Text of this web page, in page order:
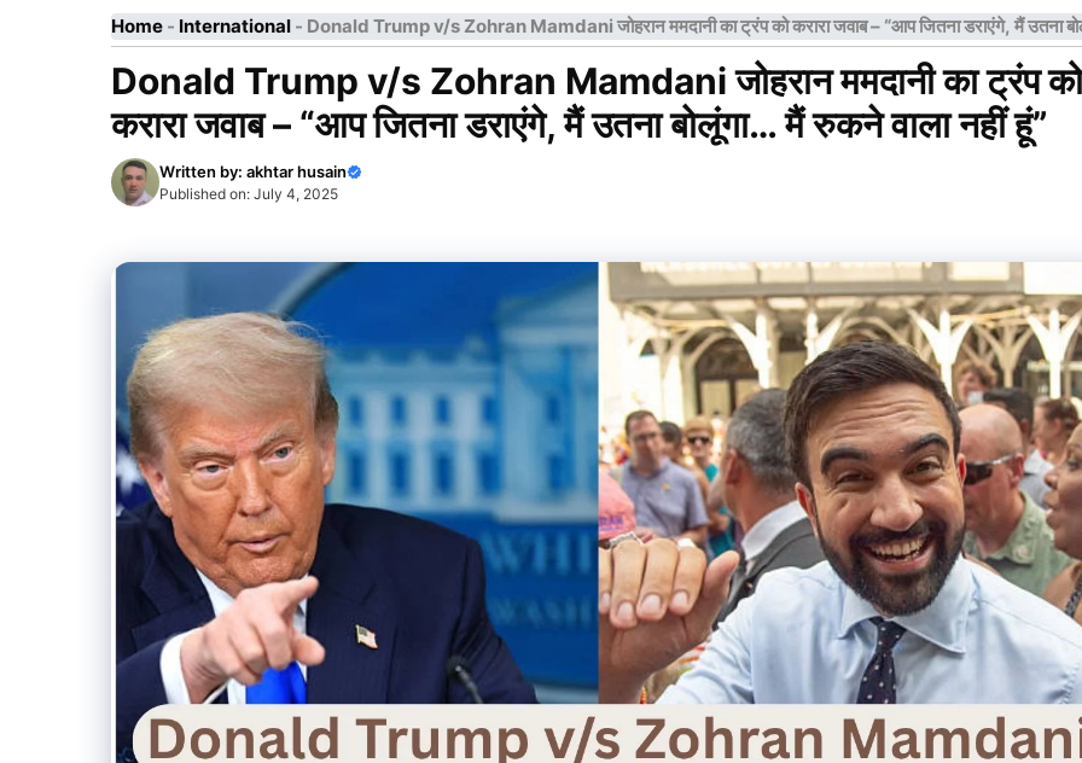
Home - International - Donald Trump v/s Zohran Mamdani जोहरान ममदानी का ट्रंप को करारा जवाब – “आप जितना डराएंगे, मैं उतना
Donald Trump v/s Zohran Mamdani जोहरान ममदानी का ट्रंप को
करारा जवाब – “आप जितना डराएंगे, मैं उतना बोलूंगा… मैं रुकने वाला नहीं हूं”
Written by: akhtar husain
Published on: July 4, 2025